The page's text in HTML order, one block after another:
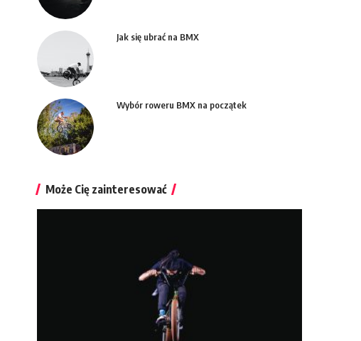
Jak się ubrać na BMX
Wybór roweru BMX na początek
Może Cię zainteresować